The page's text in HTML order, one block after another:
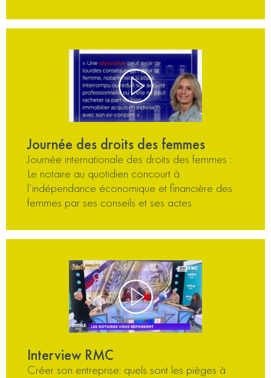
Journée des droits des femmes
Journée internationale des droits des femmes :
Le notaire au quotidien concourt à
l’indépendance économique et financière des
femmes par ses conseils et ses actes
Interview RMC
Créer son entreprise: quels sont les pièges à